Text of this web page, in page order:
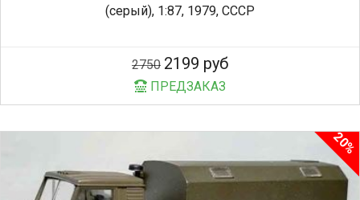
(серый), 1:87, 1979, СССР
2750 2199 руб
ПРЕДЗАКАЗ
20%